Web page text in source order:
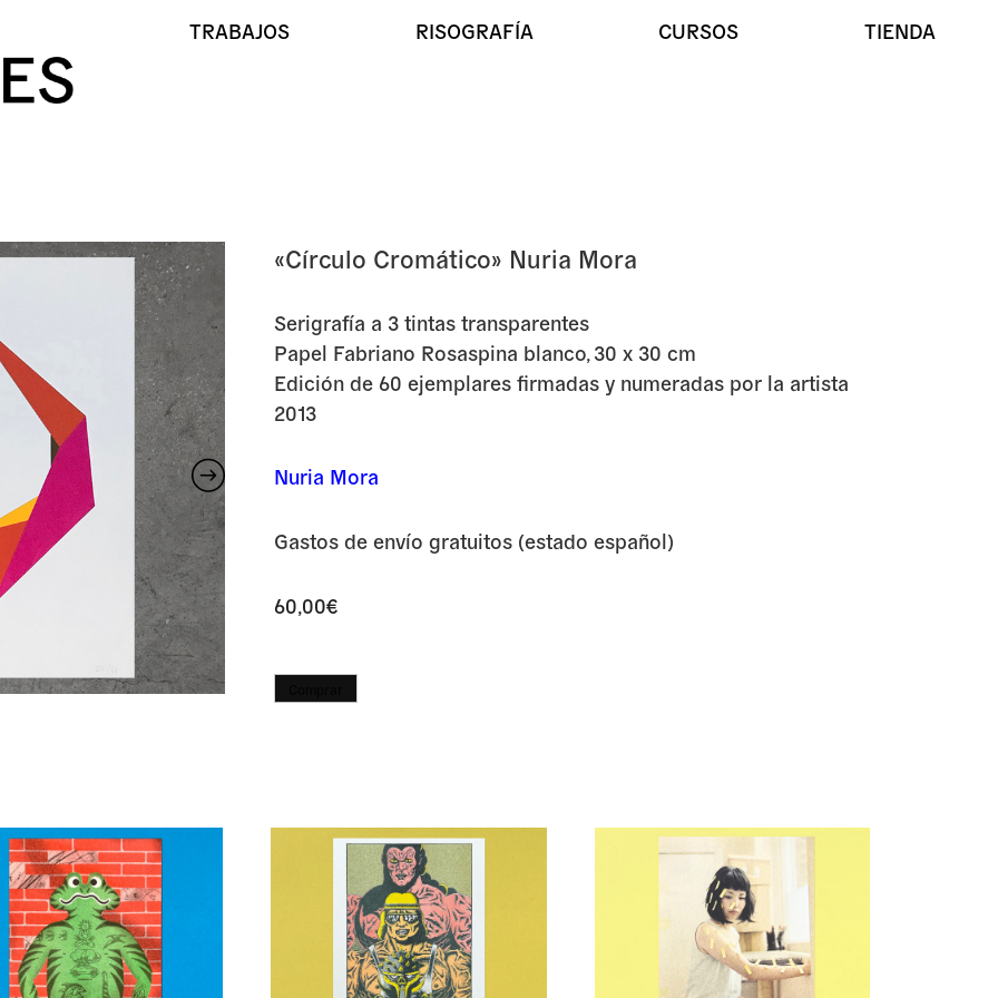
TRABAJOS RISOGRAFÍA CURSOS TIENDA
«Círculo Cromático» Nuria Mora
«Círculo Cromático» Nuria Mora
Serigrafía a 3 tintas transparentes
Papel Fabriano Rosaspina blanco, 30 x 30 cm
Edición de 60 ejemplares firmadas y numeradas por la artista
2013
Nuria Mora
Gastos de envío gratuitos (estado español)
60,00€